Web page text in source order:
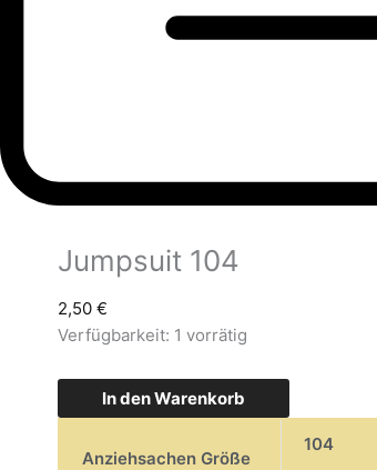
Jumpsuit 104
2,50 €
Verfügbarkeit: 1 vorrätig
In den Warenkorb
Anziehsachen Größe
104